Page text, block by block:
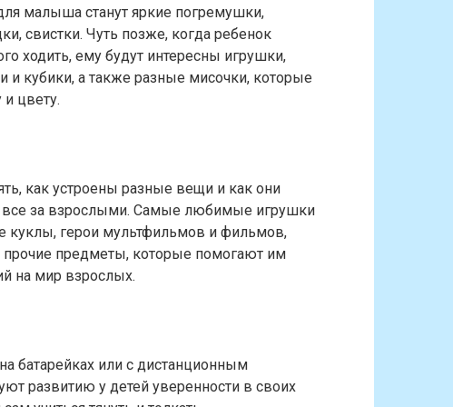
малыша станут яркие погремушки,
свистки. Чуть позже, когда ребенок
ходить, ему будут интересны игрушки,
кубики, а также разные мисочки, которые
цвету.
как устроены разные вещи и как они
все за взрослыми. Самые любимые игрушки
герои мультфильмов и фильмов,
предметы, которые помогают им
на мир взрослых.
батарейках или с дистанционным
развитию у детей уверенности в своих